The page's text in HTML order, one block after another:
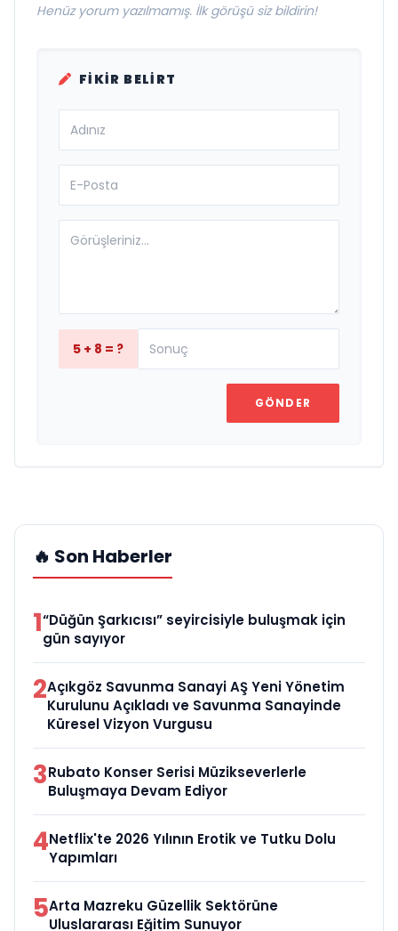
Henüz yorum yazılmamış. İlk görüşü siz bildirin!
FIKIR BELIRT
5 + 8 = ?
GÖNDER
🔥 Son Haberler
1“Düğün Şarkıcısı” seyircisiyle buluşmak için
gün sayıyor
2Açıkgöz Savunma Sanayi AŞ Yeni Yönetim
Kurulunu Açıkladı ve Savunma Sanayinde
Küresel Vizyon Vurgusu
3Rubato Konser Serisi Müzikseverlerle
Buluşmaya Devam Ediyor
4Netflix'te 2026 Yılının Erotik ve Tutku Dolu
Yapımları
5Arta Mazreku Güzellik Sektörüne
Uluslararası Eğitim Sunuyor